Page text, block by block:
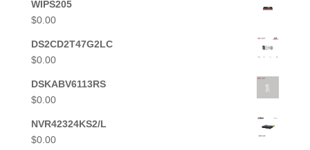
WIPS205
$0.00
DS2CD2T47G2LC
$0.00
DSKABV6113RS
$0.00
NVR42324KS2/L
$0.00